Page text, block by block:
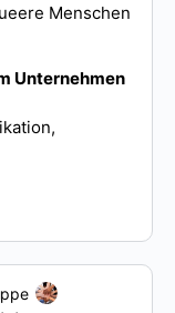
Menschen
Unternehmen